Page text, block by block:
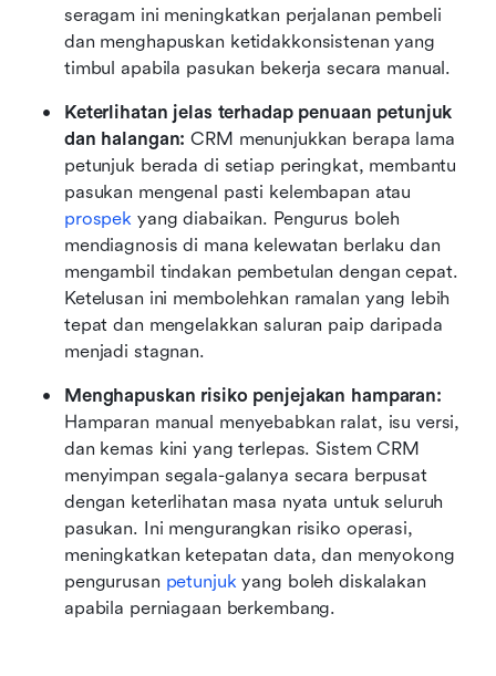
seragam ini meningkatkan perjalanan pembeli
dan menghapuskan ketidakkonsistenan yang
timbul apabila pasukan bekerja secara manual.
Keterlihatan jelas terhadap penuaan petunjuk
dan halangan: CRM menunjukkan berapa lama
petunjuk berada di setiap peringkat, membantu
prospek yang diabaikan. Pengurus boleh
mendiagnosis di mana kelewatan berlaku dan
mengambil tindakan pembetulan dengan cepat.
Ketelusan ini membolehkan ramalan yang lebih
tepat dan mengelakkan saluran paip daripada
menjadi stagnan.
Menghapuskan risiko penjejakan hamparan:
Hamparan manual menyebabkan ralat, isu versi,
dan kemas kini yang terlepas. Sistem CRM
menyimpan segala-galanya secara berpusat
dengan keterlihatan masa nyata untuk seluruh
pasukan. Ini mengurangkan risiko operasi,
meningkatkan ketepatan data, dan menyokong
pengurusan petunjuk yang boleh diskalakan
apabila perniagaan berkembang.